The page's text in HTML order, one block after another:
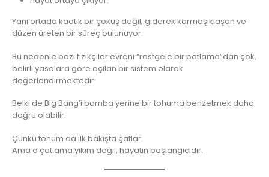
Yani ortada kaotik bir çöküş değil; giderek karmaşıklaşan ve
düzen üreten bir süreç bulunuyor.
Bu nedenle bazı fizikçiler evreni “rastgele bir patlama”dan çok,
belirli yasalara göre açılan bir sistem olarak
değerlendirmektedir.
Belki de Big Bang’i bomba yerine bir tohuma benzetmek daha
doğru olabilir.
Çünkü tohum da ilk bakışta çatlar.
Ama o çatlama yıkım değil, hayatın başlangıcıdır.